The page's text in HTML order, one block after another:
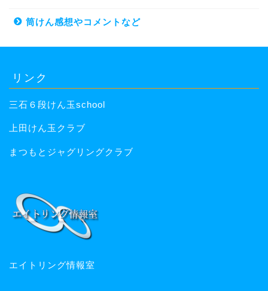
筒けん感想やコメントなど
リンク
三石６段けん玉school
上田けん玉クラブ
まつもとジャグリングクラブ
エイトリング情報室